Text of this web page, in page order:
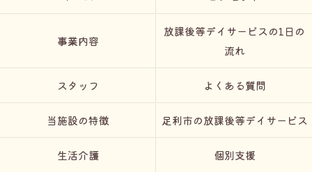
事業内容
放課後等デイサービスの1日の
流れ
スタッフ よくある質問
当施設の特徴 足利市の放課後等デイサービス
生活介護 個別支援